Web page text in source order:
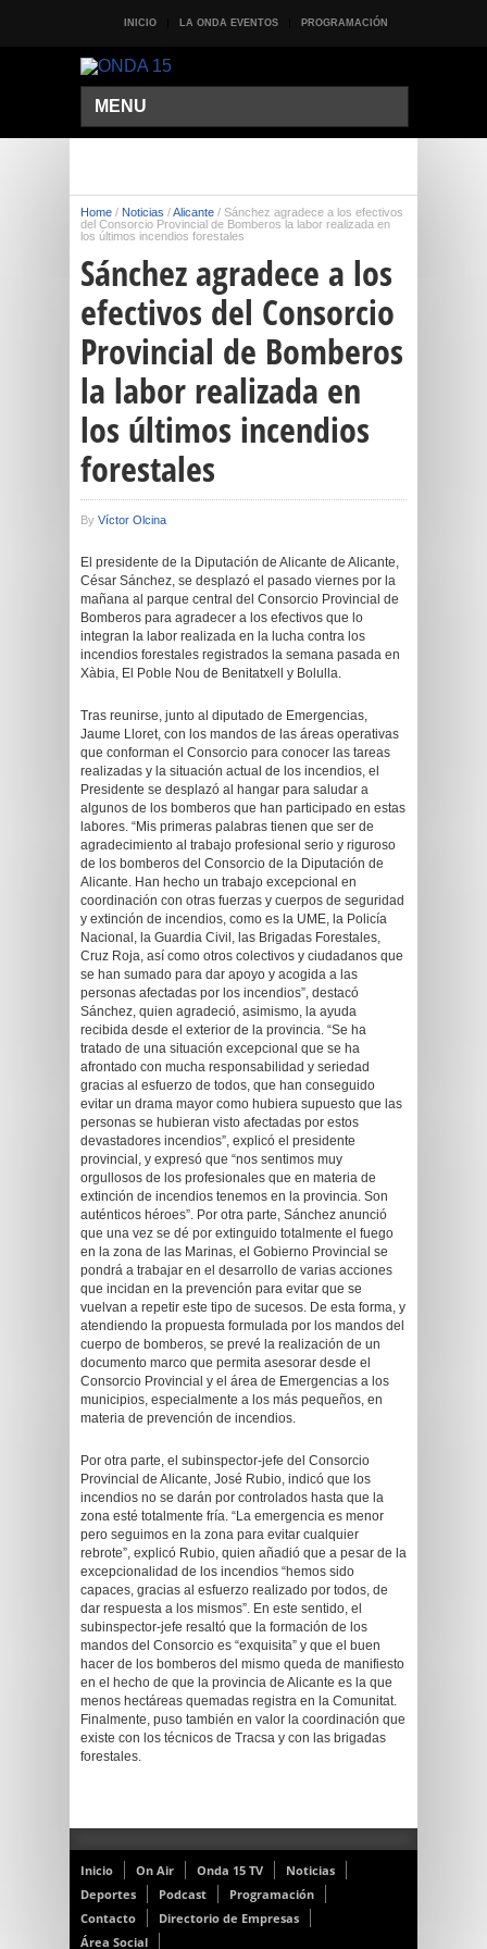
INICIO LA ONDA EVENTOS PROGRAMACIÓN
MENU
Home / Noticias /Alicante / Sánchez agradece a los efectivos
del Consorcio Provincial de Bomberos la labor realizada en
los últimos incendios forestales
Sánchez agradece a los
efectivos del Consorcio
Provincial de Bomberos
la labor realizada en
los últimos incendios
forestales
By Víctor Olcina
El presidente de la Diputación de Alicante de Alicante,
César Sánchez, se desplazó el pasado viernes por la
mañana al parque central del Consorcio Provincial de
Bomberos para agradecer a los efectivos que lo
integran la labor realizada en la lucha contra los
incendios forestales registrados la semana pasada en
Xàbia, El Poble Nou de Benitatxell y Bolulla.
Tras reunirse, junto al diputado de Emergencias,
Jaume Lloret, con los mandos de las áreas operativas
que conforman el Consorcio para conocer las tareas
realizadas y la situación actual de los incendios, el
Presidente se desplazó al hangar para saludar a
algunos de los bomberos que han participado en estas
labores. “Mis primeras palabras tienen que ser de
agradecimiento al trabajo profesional serio y riguroso
de los bomberos del Consorcio de la Diputación de
Alicante. Han hecho un trabajo excepcional en
coordinación con otras fuerzas y cuerpos de seguridad
y extinción de incendios, como es la UME, la Policía
Nacional, la Guardia Civil, las Brigadas Forestales,
Cruz Roja, así como otros colectivos y ciudadanos que
se han sumado para dar apoyo y acogida a las
personas afectadas por los incendios”, destacó
Sánchez, quien agradeció, asimismo, la ayuda
recibida desde el exterior de la provincia. “Se ha
tratado de una situación excepcional que se ha
afrontado con mucha responsabilidad y seriedad
gracias al esfuerzo de todos, que han conseguido
evitar un drama mayor como hubiera supuesto que las
personas se hubieran visto afectadas por estos
devastadores incendios”, explicó el presidente
provincial, y expresó que “nos sentimos muy
orgullosos de los profesionales que en materia de
extinción de incendios tenemos en la provincia. Son
auténticos héroes”. Por otra parte, Sánchez anunció
que una vez se dé por extinguido totalmente el fuego
en la zona de las Marinas, el Gobierno Provincial se
pondrá a trabajar en el desarrollo de varias acciones
que incidan en la prevención para evitar que se
vuelvan a repetir este tipo de sucesos. De esta forma, y
atendiendo la propuesta formulada por los mandos del
cuerpo de bomberos, se prevé la realización de un
documento marco que permita asesorar desde el
Consorcio Provincial y el área de Emergencias a los
municipios, especialmente a los más pequeños, en
materia de prevención de incendios.
Por otra parte, el subinspector-jefe del Consorcio
Provincial de Alicante, José Rubio, indicó que los
incendios no se darán por controlados hasta que la
zona esté totalmente fría. “La emergencia es menor
pero seguimos en la zona para evitar cualquier
rebrote”, explicó Rubio, quien añadió que a pesar de la
excepcionalidad de los incendios “hemos sido
capaces, gracias al esfuerzo realizado por todos, de
dar respuesta a los mismos”. En este sentido, el
subinspector-jefe resaltó que la formación de los
mandos del Consorcio es “exquisita” y que el buen
hacer de los bomberos del mismo queda de manifiesto
en el hecho de que la provincia de Alicante es la que
menos hectáreas quemadas registra en la Comunitat.
Finalmente, puso también en valor la coordinación que
existe con los técnicos de Tracsa y con las brigadas
forestales.
Inicio On Air Onda 15 TV
Noticias
Deportes
Podcast
Programación
Contacto
Directorio de Empresas
Área Social